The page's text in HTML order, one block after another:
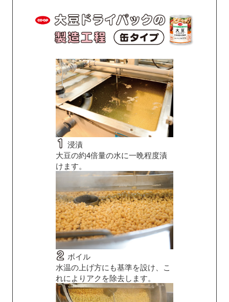
浸漬
大豆の約4倍量の水に一晩程度漬
けます。
ボイル
水温の上げ方にも基準を設け、こ
れによりアクを除去します。